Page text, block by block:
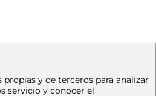
propias y de terceros para analizar
servicio y conocer el